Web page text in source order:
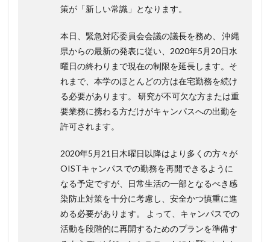
策が「新しい常識」となります。
本日、緊急対応委員会会議の議長を務め、 沖縄
県からの最新の発表に従い、2020年5月20日水
曜日の終わりまで現在の制限を延長します。そ
れまで、本学のほとんどの方は在宅勤務を続け
る必要があります。 研究が不可欠な方または重
要業務に携わる方だけがキャンパスへの出勤を
許可されます。
2020年5月21日木曜日以降はより多くの方々が
OISTキャンパスでの勤務を再開できるように
なる予定ですが、日常生活の一部となるべき感
染防止対策を十分に考慮し、安全かつ慎重に進
める必要があります。 よって、キャンパスでの
活動を段階的に再開するためのプランを準備す